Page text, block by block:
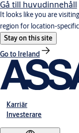
Gå till huvudinnehåll
It looks like you are
region for location-
Stay on this site
Go to Ireland
Karriär
Investerare